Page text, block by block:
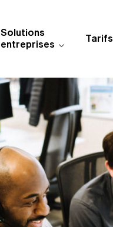
Solutions
entreprises
Tarifs